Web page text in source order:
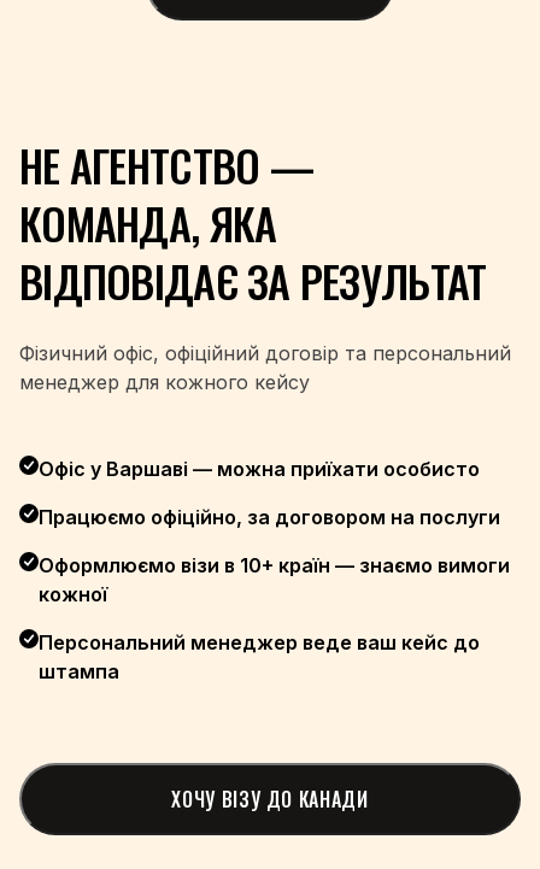
+230
+691
+373
+377
+212
+258
+264
+977
+31
+227
+680
НЕ АГЕНТСТВО —
КОМАНДА, ЯКА
ВІДПОВІДАЄ ЗА РЕЗУЛЬТАТ
Фізичний офіс, офіційний договір та персональний
менеджер для кожного кейсу
Офіс у Варшаві — можна приїхати особисто
Працюємо офіційно, за договором на послуги
Оформлюємо візи в 10+ країн — знаємо вимоги
кожної
Персональний менеджер веде ваш кейс до
штампа
ХОЧУ ВІЗУ ДО КАНАДИ